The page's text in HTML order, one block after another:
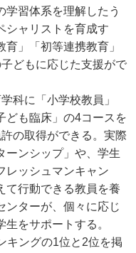
学習体系を理解したう
シャリストを育成す
」「初等連携教育」
どもに応じた支援がで
科に「小学校教員」
ども臨床」の4コースを
の取得ができる。実際
ーンシップ」や、学生
レッシュマンキャン
て行動できる教員を養
ンターが、個々に応じ
をサポートする。
ングの1位と2位を掲